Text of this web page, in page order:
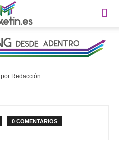
Redacción
0 COMENTARIOS